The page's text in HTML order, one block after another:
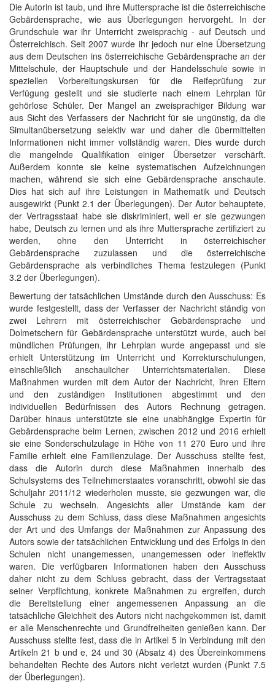
Die Autorin ist taub, und ihre Muttersprache ist die österreichische
Gebärdensprache, wie aus Überlegungen hervorgeht. In der
Grundschule war ihr Unterricht zweisprachig - auf Deutsch und
Österreichisch. Seit 2007 wurde ihr jedoch nur eine Übersetzung
aus dem Deutschen ins österreichische Gebärdensprache an der
Mittelschule, der Hauptschule und der Handelsschule sowie in
speziellen Vorbereitungskursen für die Reifeprüfung zur
Verfügung gestellt und sie studierte nach einem Lehrplan für
gehörlose Schüler. Der Mangel an zweisprachiger Bildung war
aus Sicht des Verfassers der Nachricht für sie ungünstig, da die
Simultanübersetzung selektiv war und daher die übermittelten
Informationen nicht immer vollständig waren. Dies wurde durch
die mangelnde Qualifikation einiger Übersetzer verschärft.
Außerdem konnte sie keine systematischen Aufzeichnungen
machen, während sie sich eine Gebärdensprache anschaute.
Dies hat sich auf ihre Leistungen in Mathematik und Deutsch
ausgewirkt (Punkt 2.1 der Überlegungen). Der Autor behauptete,
der Vertragsstaat habe sie diskriminiert, weil er sie gezwungen
habe, Deutsch zu lernen und als ihre Muttersprache zertifiziert zu
werden, ohne den Unterricht in österreichischer
Gebärdensprache zuzulassen und die österreichische
Gebärdensprache als verbindliches Thema festzulegen (Punkt
3.2 der Überlegungen).
Bewertung der tatsächlichen Umstände durch den Ausschuss: Es
wurde festgestellt, dass der Verfasser der Nachricht ständig von
zwei Lehrern mit österreichischer Gebärdensprache und
Dolmetschern für Gebärdensprache unterstützt wurde, auch bei
mündlichen Prüfungen, ihr Lehrplan wurde angepasst und sie
erhielt Unterstützung im Unterricht und Korrekturschulungen,
einschließlich anschaulicher Unterrichtsmaterialien. Diese
Maßnahmen wurden mit dem Autor der Nachricht, ihren Eltern
und den zuständigen Institutionen abgestimmt und den
individuellen Bedürfnissen des Autors Rechnung getragen.
Darüber hinaus unterstützte sie eine unabhängige Expertin für
Gebärdensprache beim Lernen, zwischen 2012 und 2016 erhielt
sie eine Sonderschulzulage in Höhe von 11 270 Euro und ihre
Familie erhielt eine Familienzulage. Der Ausschuss stellte fest,
dass die Autorin durch diese Maßnahmen innerhalb des
Schulsystems des Teilnehmerstaates voranschritt, obwohl sie das
Schuljahr 2011/12 wiederholen musste, sie gezwungen war, die
Schule zu wechseln. Angesichts aller Umstände kam der
Ausschuss zu dem Schluss, dass diese Maßnahmen angesichts
der Art und des Umfangs der Maßnahmen zur Anpassung des
Autors sowie der tatsächlichen Entwicklung und des Erfolgs in den
Schulen nicht unangemessen, unangemessen oder ineffektiv
waren. Die verfügbaren Informationen haben den Ausschuss
daher nicht zu dem Schluss gebracht, dass der Vertragsstaat
seiner Verpflichtung, konkrete Maßnahmen zu ergreifen, durch
die Bereitstellung einer angemessenen Anpassung an die
tatsächliche Gleichheit des Autors nicht nachgekommen ist, damit
er alle Menschenrechte und Grundfreiheiten genießen kann. Der
Ausschuss stellte fest, dass die in Artikel 5 in Verbindung mit den
Artikeln 21 b und e, 24 und 30 (Absatz 4) des Übereinkommens
behandelten Rechte des Autors nicht verletzt wurden (Punkt 7.5
der Überlegungen).